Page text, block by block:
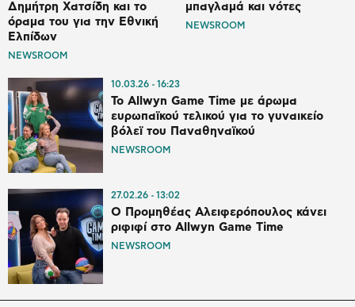
Δημήτρη Χατσίδη και το
όραμα του για την Εθνική
Ελπίδων
NEWSROOM
μπαγλαμά και νότες
NEWSROOM
10.03.26 16:23
Το Allwyn Game Time με άρωμα
ευρωπαϊκού τελικού για το γυναικείο
βόλεϊ του Παναθηναϊκού
NEWSROOM
27.02.26 13:02
Ο Προμηθέας Αλειφερόπουλος κάνει
ριφιφί στο Allwyn Game Time
NEWSROOM